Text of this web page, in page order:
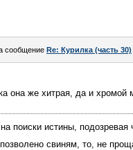
сообщение Re: Курилка (часть 30)
она же хитрая, да и хромой
поиски истины,
свиням, то, не